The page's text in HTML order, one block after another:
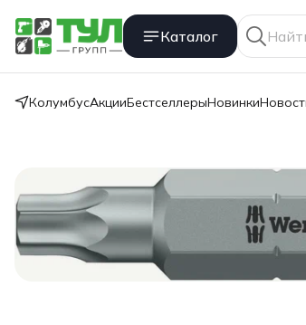
Каталог
КолумбусАкцииБестселлерыНовинки